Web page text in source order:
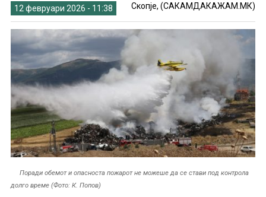
12 февруари 2026 - 11:38 Скопје, (САКАМДАКАЖАМ.МК)
Поради обемот и опасноста пожарот не можеше да се стави под контрола
долго време (Фото: К. Попов)